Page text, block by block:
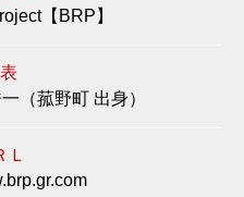
【BRP】
（菰野町 出身）
Ｌ